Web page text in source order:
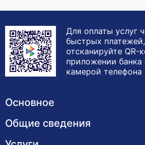
Для оплаты услуг
быстрых платежей,
отсканируйте
приложении банка
камерой телефона
Основное
Курсы
Лицензия
Общие сведения